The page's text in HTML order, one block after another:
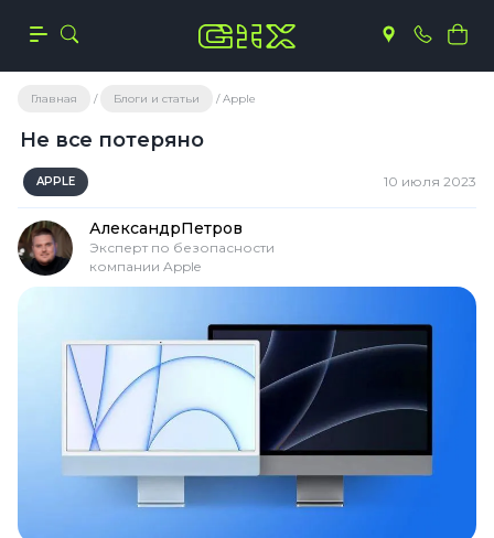
Главная Блоги и статьи Apple
Не все потеряно
APPLE 10 июля 2023
АлександрПетров
Эксперт по безопасности
компании Apple